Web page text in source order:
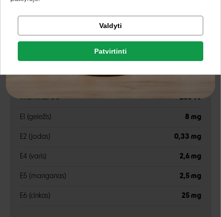
Rašyti atsiliepimą
vitaminas D3 260 TV
E1 (geležis) 8 mg
E2 (jodas) 0,33 mg
E4 (varis) 2,6 mg
E5 (manganas) 2,5 mg
E6 (cinkas) 25 mg
Rašyti atsiliepimą
Facebook
Valdyti
Patvirtinti